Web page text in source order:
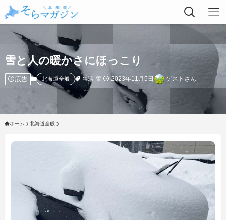
雪と人の暖かさにほっこり
広告 北海道全般 生活 雪 2023年11月5日 ゲストさん
ホーム 北海道全般